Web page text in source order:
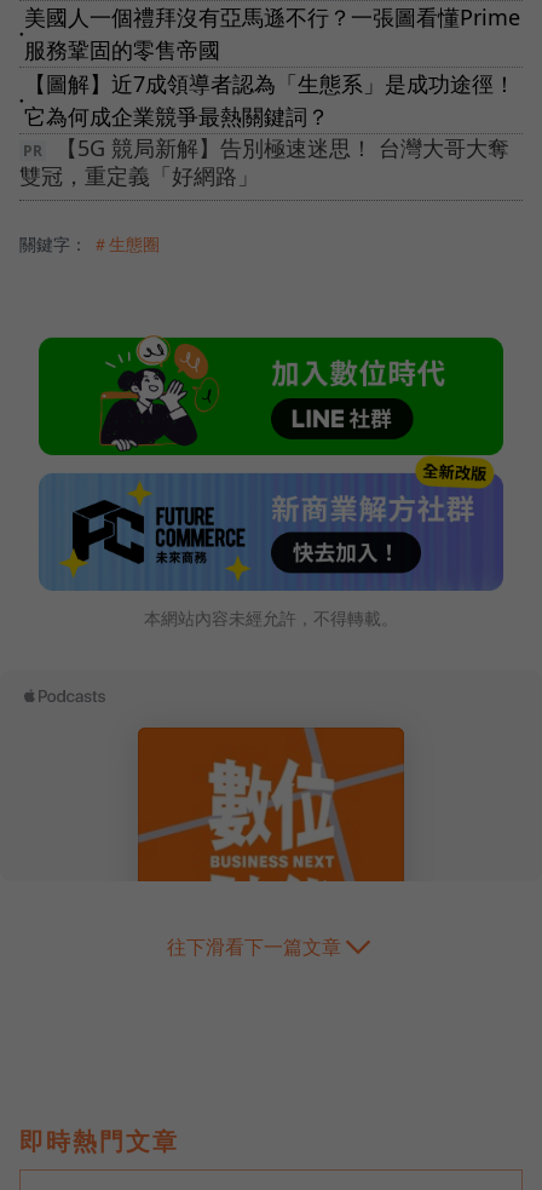
●
美國人一個禮拜沒有亞馬遜不行？一張圖看懂Prime
服務鞏固的零售帝國
●
【圖解】近7成領導者認為「生態系」是成功途徑！
它為何成企業競爭最熱關鍵詞？
【5G 競局新解】告別極速迷思！ 台灣大哥大奪
雙冠，重定義「好網路」
關鍵字： ＃生態圈
本網站內容未經允許，不得轉載。
往下滑看下一篇文章
即時熱門文章